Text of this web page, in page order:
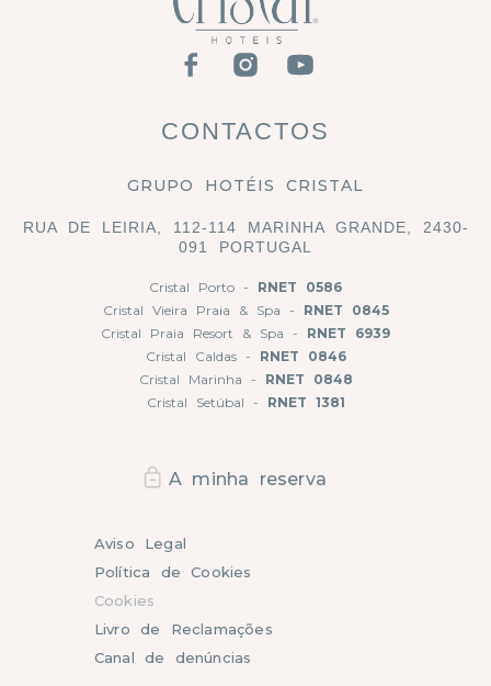
CONTACTOS
GRUPO HOTÉIS CRISTAL
RUA DE LEIRIA, 112-114 MARINHA GRANDE, 2430-
091 PORTUGAL
Cristal Porto - RNET 0586
Cristal Vieira Praia & Spa - RNET 0845
Cristal Praia Resort & Spa - RNET 6939
Cristal Caldas - RNET 0846
Cristal Marinha - RNET 0848
Cristal Setúbal - RNET 1381
Aviso Legal
Política de Cookies
Cookies
Livro de Reclamações
Canal de denúncias
A minha reserva